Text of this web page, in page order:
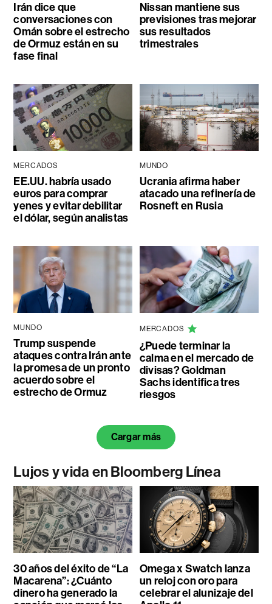
Irán dice que
conversaciones con
Omán sobre el estrecho
de Ormuz están en su
fase final
Nissan mantiene sus
previsiones tras mejorar
sus resultados
trimestrales
MERCADOS
EE.UU. habría usado
euros para comprar
yenes y evitar debilitar
el dólar, según analistas
MUNDO
Ucrania afirma haber
atacado una refinería de
Rosneft en Rusia
MUNDO
Trump suspende
ataques contra Irán ante
la promesa de un pronto
acuerdo sobre el
estrecho de Ormuz
MERCADOS
¿Puede terminar la
calma en el mercado de
divisas? Goldman
Sachs identifica tres
riesgos
Cargar más
Lujos y vida en Bloomberg Línea
30 años del éxito de “La
Macarena”: ¿Cuánto
dinero ha generado la
Omega x Swatch lanza
un reloj con oro para
celebrar el alunizaje del